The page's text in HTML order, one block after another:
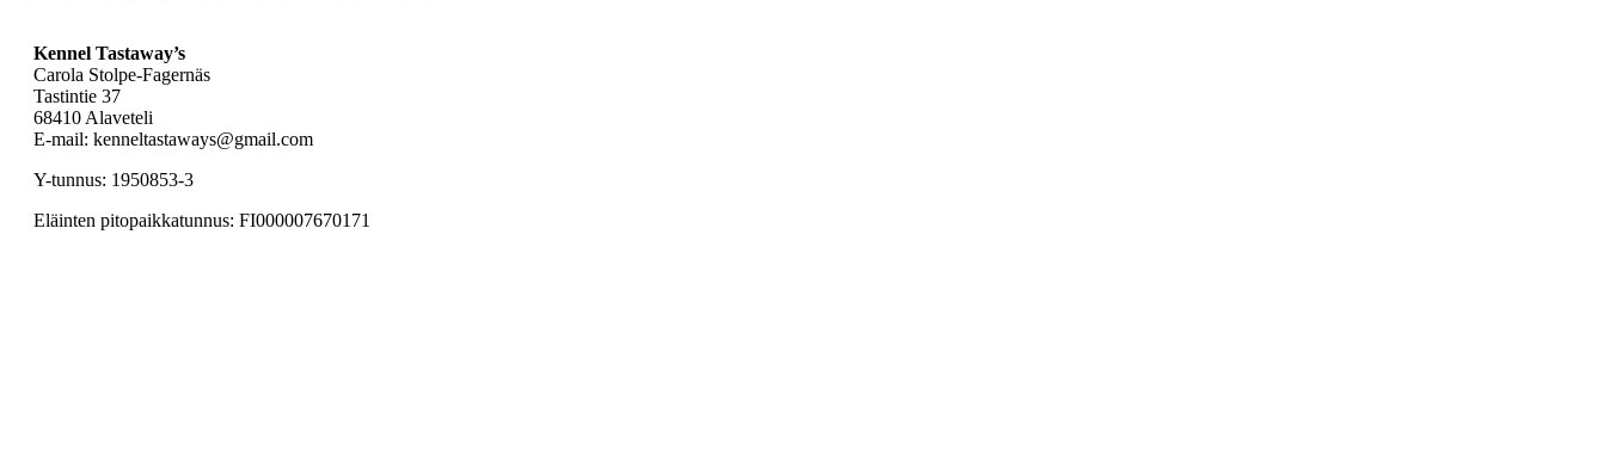
Kennel Tastaway’s
Carola Stolpe-Fagernäs
Tastintie 37
68410 Alaveteli
E-mail: kenneltastaways@gmail.com
Y-tunnus: 1950853-3
Eläinten pitopaikkatunnus: FI000007670171